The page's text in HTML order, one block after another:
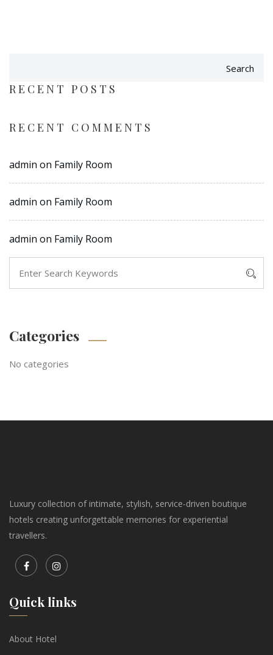
Search
RECENT POSTS
RECENT COMMENTS
admin on Family Room
admin on Family Room
admin on Family Room
Categories
No categories
Luxury collection of intimate, stylish, service-driven boutique
hotels creating unforgettable memories for experiential
travellers.
Quick links
About Hotel